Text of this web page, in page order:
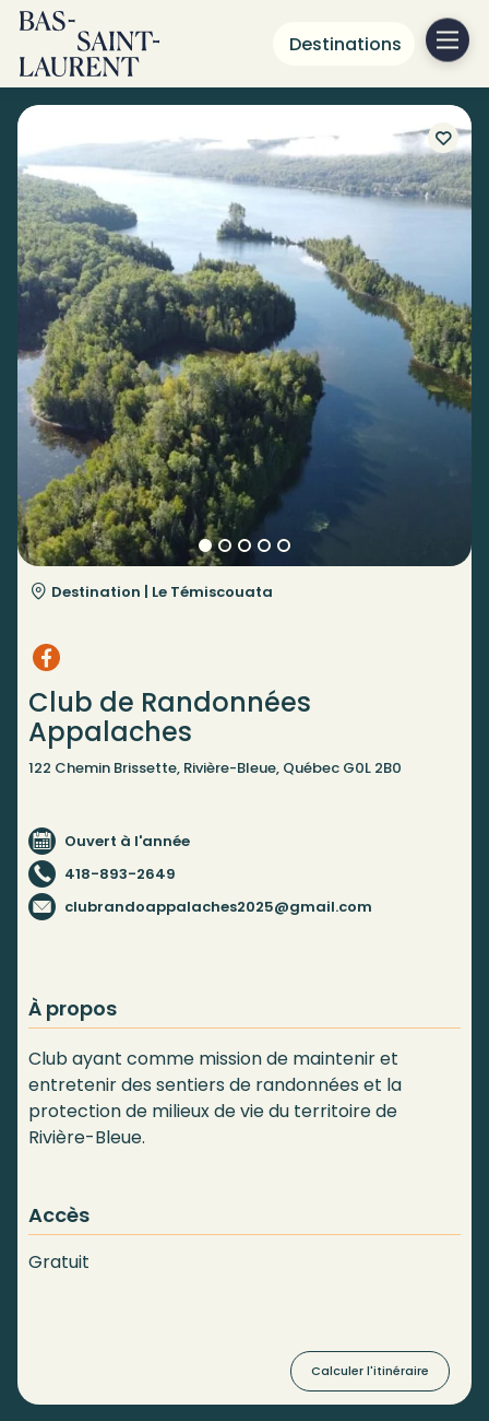
Destinations
Destination | Le Témiscouata
Club de Randonnées
Appalaches
122 Chemin Brissette, Rivière-Bleue, Québec G0L 2B0
Ouvert à l'année
418-893-2649
clubrandoappalaches2025@gmail.com
À propos
Club ayant comme mission de maintenir et
entretenir des sentiers de randonnées et la
protection de milieux de vie du territoire de
Rivière-Bleue.
Accès
Gratuit
Calculer l'itinéraire